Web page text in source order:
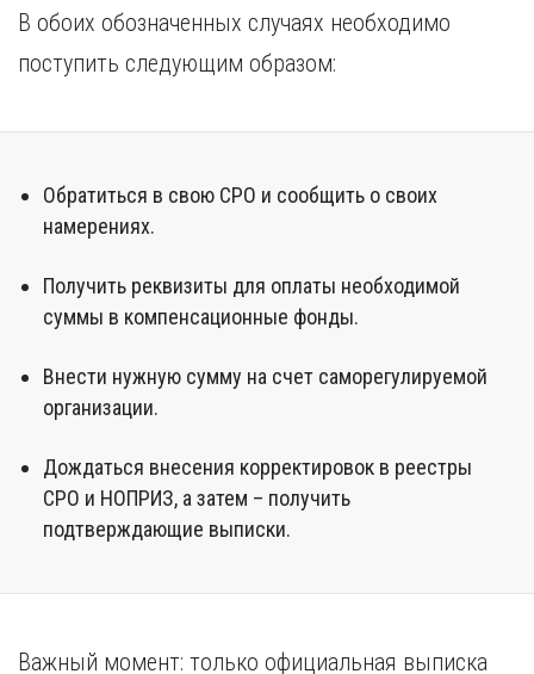
В обоих обозначенных случаях необходимо
поступить следующим образом:
Обратиться в свою СРО и сообщить о своих
намерениях.
Получить реквизиты для оплаты необходимой
суммы в компенсационные фонды.
Внести нужную сумму на счет саморегулируемой
организации.
Дождаться внесения корректировок в реестры
СРО и НОПРИЗ, а затем – получить
подтверждающие выписки.
Важный момент: только официальная выписка